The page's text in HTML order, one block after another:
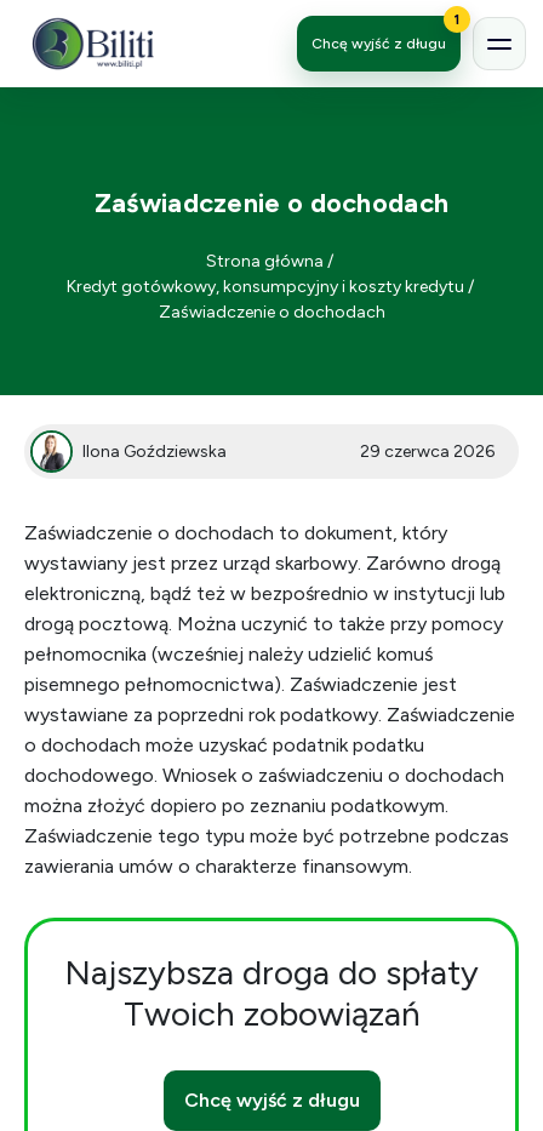
Chcę wyjść z długu
1
Zaświadczenie o dochodach
Strona główna /
Kredyt gotówkowy, konsumpcyjny i koszty kredytu /
Zaświadczenie o dochodach
Ilona Goździewska 29 czerwca 2026
Zaświadczenie o dochodach to dokument, który
wystawiany jest przez urząd skarbowy. Zarówno drogą
elektroniczną, bądź też w bezpośrednio w instytucji lub
drogą pocztową. Można uczynić to także przy pomocy
pełnomocnika (wcześniej należy udzielić komuś
pisemnego pełnomocnictwa). Zaświadczenie jest
wystawiane za poprzedni rok podatkowy. Zaświadczenie
o dochodach może uzyskać podatnik podatku
dochodowego. Wniosek o zaświadczeniu o dochodach
można złożyć dopiero po zeznaniu podatkowym.
Zaświadczenie tego typu może być potrzebne podczas
zawierania umów o charakterze finansowym.
Najszybsza droga do spłaty
Twoich zobowiązań
Chcę wyjść z długu